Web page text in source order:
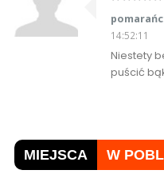
14:52:11
Niestety
puścić
MIEJSCA W